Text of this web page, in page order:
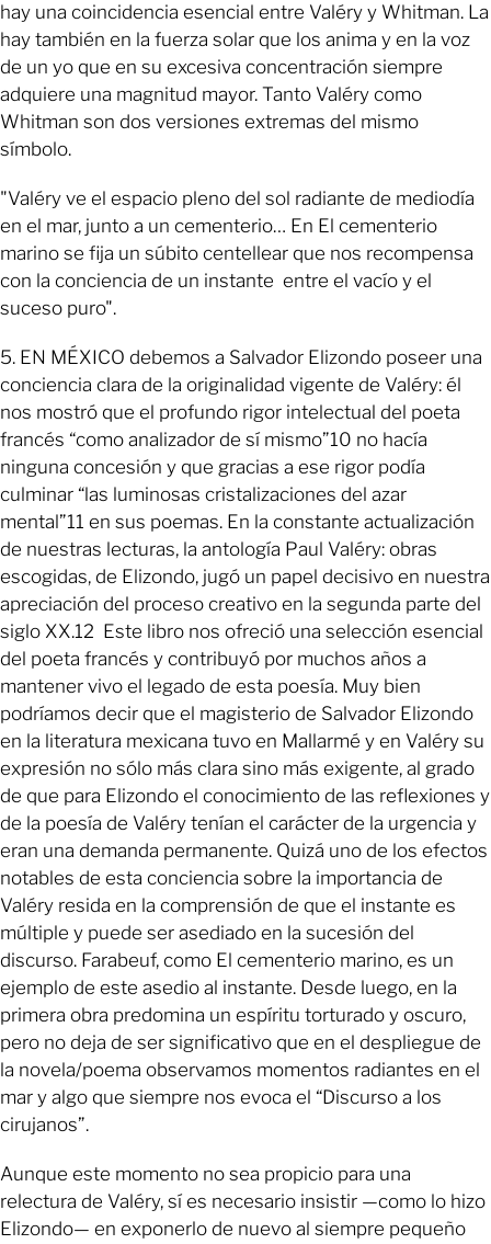
hay una coincidencia esencial entre Valéry y Whitman. La
hay también en la fuerza solar que los anima y en la voz
de un yo que en su excesiva concentración siempre
adquiere una magnitud mayor. Tanto Valéry como
Whitman son dos versiones extremas del mismo
símbolo.
"Valéry ve el espacio pleno del sol radiante de mediodía
en el mar, junto a un cementerio… En El cementerio
marino se fija un súbito centellear que nos recompensa
con la conciencia de un instante entre el vacío y el
suceso puro".
5. EN MÉXICO debemos a Salvador Elizondo poseer una
conciencia clara de la originalidad vigente de Valéry: él
nos mostró que el profundo rigor intelectual del poeta
francés “como analizador de sí mismo”10 no hacía
ninguna concesión y que gracias a ese rigor podía
culminar “las luminosas cristalizaciones del azar
mental”11 en sus poemas. En la constante actualización
de nuestras lecturas, la antología Paul Valéry: obras
escogidas, de Elizondo, jugó un papel decisivo en nuestra
apreciación del proceso creativo en la segunda parte del
siglo XX.12 Este libro nos ofreció una selección esencial
del poeta francés y contribuyó por muchos años a
mantener vivo el legado de esta poesía. Muy bien
podríamos decir que el magisterio de Salvador Elizondo
en la literatura mexicana tuvo en Mallarmé y en Valéry su
expresión no sólo más clara sino más exigente, al grado
de que para Elizondo el conocimiento de las reflexiones y
de la poesía de Valéry tenían el carácter de la urgencia y
eran una demanda permanente. Quizá uno de los efectos
notables de esta conciencia sobre la importancia de
Valéry resida en la comprensión de que el instante es
múltiple y puede ser asediado en la sucesión del
discurso. Farabeuf, como El cementerio marino, es un
ejemplo de este asedio al instante. Desde luego, en la
primera obra predomina un espíritu torturado y oscuro,
pero no deja de ser significativo que en el despliegue de
la novela/poema observamos momentos radiantes en el
mar y algo que siempre nos evoca el “Discurso a los
cirujanos”.
Aunque este momento no sea propicio para una
relectura de Valéry, sí es necesario insistir —como lo hizo
Elizondo— en exponerlo de nuevo al siempre pequeño